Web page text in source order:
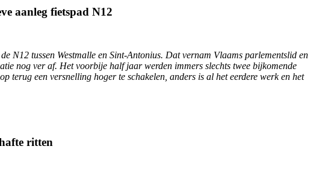
aanleg fietspad N12
N12 tussen Westmalle en Sint-Antonius. Dat vernam Vlaams parlementslid en
nog ver af. Het voorbije half jaar werden immers slechts twee bijkomende
een versnelling hoger te schakelen, anders is al het eerdere werk en het
ritten